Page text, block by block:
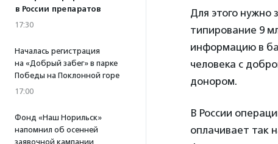
в России препаратов
17:30
Началась регистрация
на «Добрый забег» в парке
Победы на Поклонной горе
17:00
Фонд «Наш Норильск»
напомнил об осенней
заявочной кампании
Для этого нужно
типирование 9
информацию в
человека с
донором.
В России
оплачивает так